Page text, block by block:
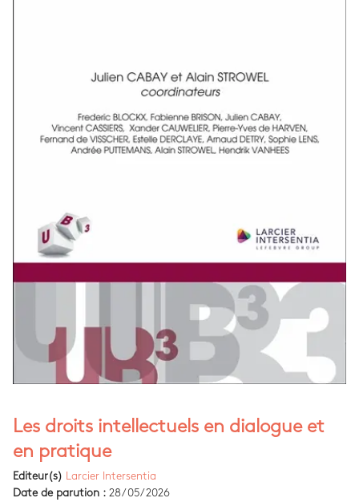
Les droits intellectuels en dialogue et
en pratique
Editeur(s)
Larcier Intersentia
Date de parution : 28/05/2026